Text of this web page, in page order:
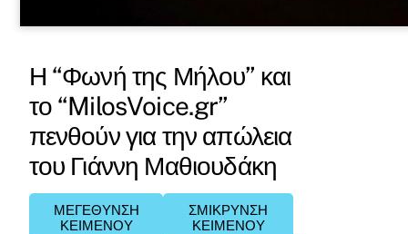
Η “Φωνή της Μήλου” και
το “MilosVoice.gr”
πενθούν για την απώλεια
του Γιάννη Μαθιουδάκη
ΜΕΓΕΘΥΝΣΗ
ΚΕΙΜΕΝΟΥ
ΣΜΙΚΡΥΝΣΗ
ΚΕΙΜΕΝΟΥ